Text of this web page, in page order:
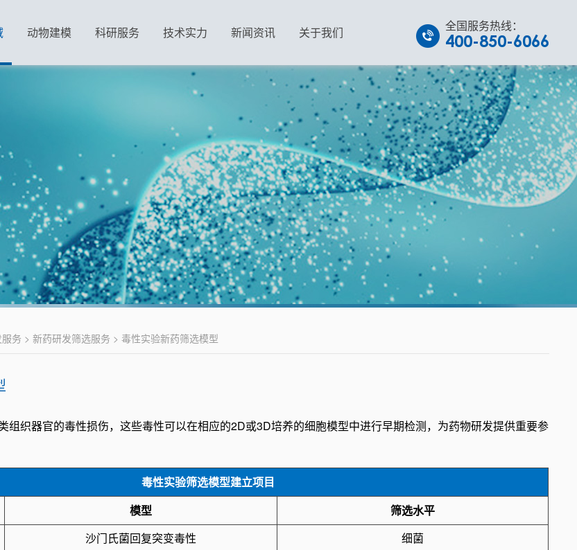
动物建模 科研服务 技术实力 新闻资讯 关于我们 全国服务热线：
400-850-6066
务 > 新药研发筛选服务 > 毒性实验新药筛选模型
组织器官的毒性损伤，这些毒性可以在相应的2D或3D培养的细胞模型中进行早期检测，为药物研发提供重要参
毒性实验筛选模型建立项目
模型 筛选水平
沙门氏菌回复突变毒性
细菌